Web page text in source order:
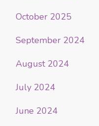
October 2025
September 2024
August 2024
July 2024
June 2024